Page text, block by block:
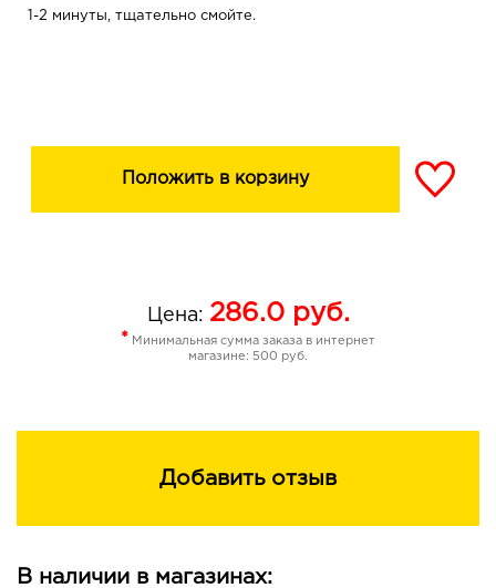
1-2 минуты, тщательно смойте.
Положить в корзину
Цена: 286.0руб.
* Минимальная сумма заказа в интернет
магазине: 500 руб.
Добавить отзыв
В наличии в магазинах: